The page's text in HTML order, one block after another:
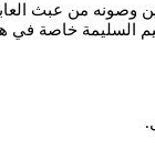
وصونه من عبث
السليمة خاصة في